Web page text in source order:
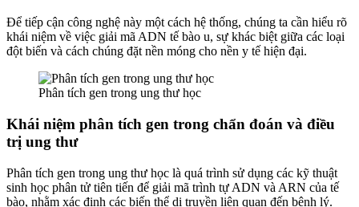
Để tiếp cận công nghệ này một cách hệ thống, chúng ta cần hiểu rõ
khái niệm về việc giải mã ADN tế bào u, sự khác biệt giữa các loại
đột biến và cách chúng đặt nền móng cho nền y tế hiện đại.
Phân tích gen trong ung thư học
Khái niệm phân tích gen trong chẩn đoán và điều
trị ung thư
Phân tích gen trong ung thư học là quá trình sử dụng các kỹ thuật
sinh học phân tử tiên tiến để giải mã trình tự ADN và ARN của tế
bào, nhằm xác định các biến thể di truyền liên quan đến bệnh lý.